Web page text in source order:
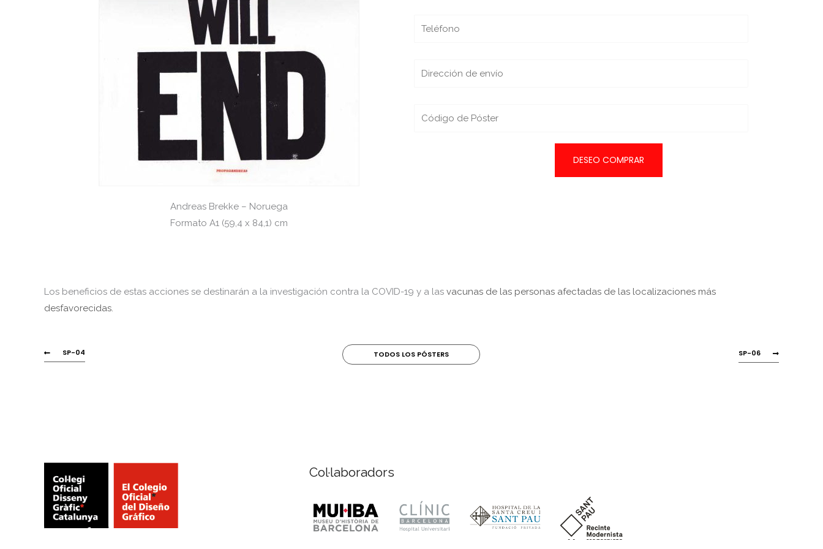
Andreas Brekke – Noruega
Formato A1 (59,4 x 84,1) cm
Los beneficios de estas acciones se destinarán a la investigación contra la COVID-19 y a las vacunas de las personas afectadas de las localizaciones más
desfavorecidas.
SP-04 TODOS LOS PÓSTERS SP-06
Col·laboradors